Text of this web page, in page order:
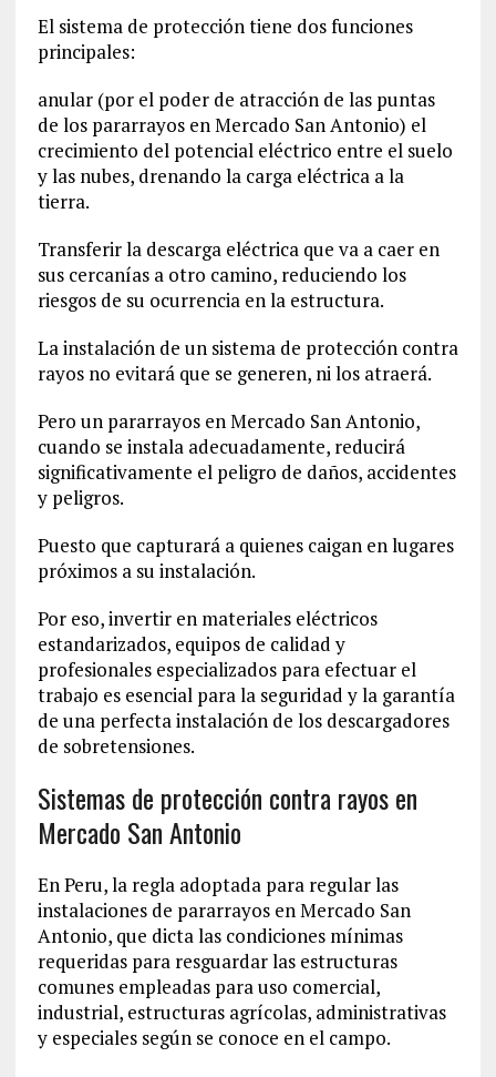
El sistema de protección tiene dos funciones
principales:
anular (por el poder de atracción de las puntas
de los pararrayos en Mercado San Antonio) el
crecimiento del potencial eléctrico entre el suelo
y las nubes, drenando la carga eléctrica a la
tierra.
Transferir la descarga eléctrica que va a caer en
sus cercanías a otro camino, reduciendo los
riesgos de su ocurrencia en la estructura.
La instalación de un sistema de protección contra
rayos no evitará que se generen, ni los atraerá.
Pero un pararrayos en Mercado San Antonio,
cuando se instala adecuadamente, reducirá
significativamente el peligro de daños, accidentes
y peligros.
Puesto que capturará a quienes caigan en lugares
próximos a su instalación.
Por eso, invertir en materiales eléctricos
estandarizados, equipos de calidad y
profesionales especializados para efectuar el
trabajo es esencial para la seguridad y la garantía
de una perfecta instalación de los descargadores
de sobretensiones.
Sistemas de protección contra rayos en
Mercado San Antonio
En Peru, la regla adoptada para regular las
instalaciones de pararrayos en Mercado San
Antonio, que dicta las condiciones mínimas
requeridas para resguardar las estructuras
comunes empleadas para uso comercial,
industrial, estructuras agrícolas, administrativas
y especiales según se conoce en el campo.